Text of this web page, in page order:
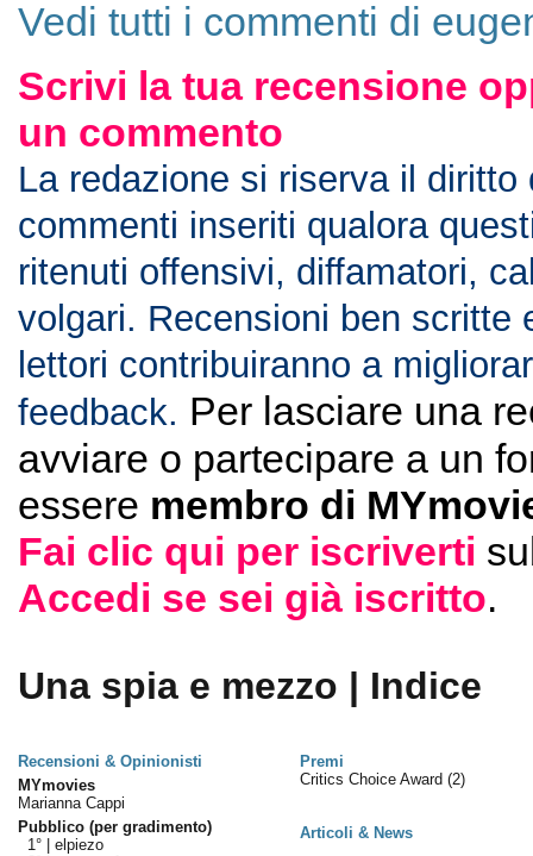
Vedi tutti i commenti di
Scrivi la tua recensione
un commento
La redazione si riserva il diritto
commenti inseriti qualora
ritenuti offensivi, diffamatori,
volgari. Recensioni ben scritte
lettori contribuiranno a
feedback. Per lasciare una
avviare o partecipare a un
essere membro di
Fai clic qui per iscriverti
Accedi se sei già iscritto.
Una spia e mezzo | Indice
Recensioni & Opinionisti
Premi
MYmovies
Marianna Cappi
Pubblico (per gradimento)
1° | elpiezo
Critics Choice Award (2)
Articoli & News